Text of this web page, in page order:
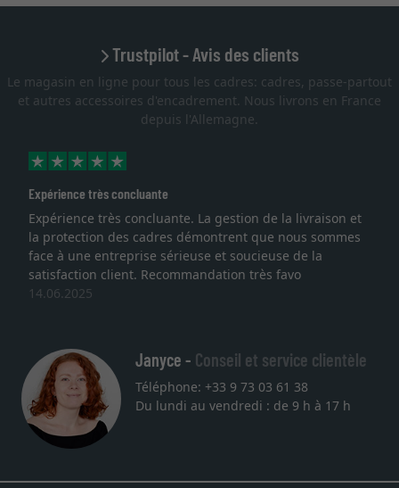
Trustpilot - Avis des clients
Le magasin en ligne pour tous les cadres: cadres, passe-partout
et autres accessoires d'encadrement. Nous livrons en France
depuis l'Allemagne.
Expérience très concluante
Expérience très concluante. La gestion de la livraison et
la protection des cadres démontrent que nous sommes
face à une entreprise sérieuse et soucieuse de la
satisfaction client. Recommandation très favo
14.06.2025
Janyce - Conseil et service clientèle
Téléphone: +33 9 73 03 61 38
Du lundi au vendredi : de 9 h à 17 h